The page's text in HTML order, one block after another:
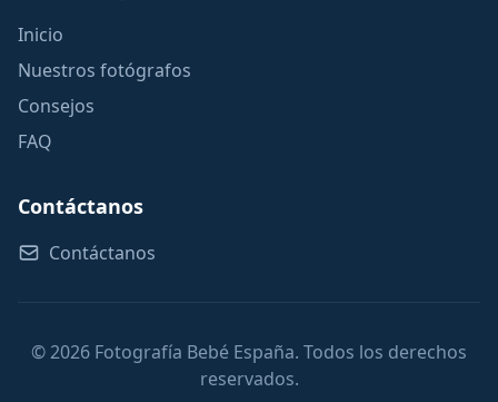
Inicio
Nuestros fotógrafos
Consejos
FAQ
Contáctanos
Contáctanos
© 2026 Fotografía Bebé España. Todos los derechos
reservados.